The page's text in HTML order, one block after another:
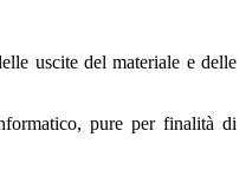
uscite del materiale e delle
pure per finalità di